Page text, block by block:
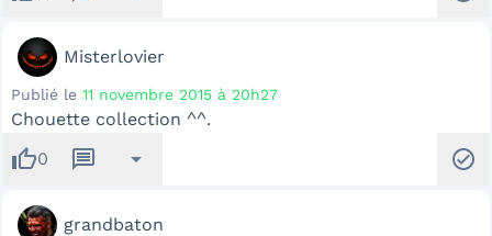
Misterlovier
Publié le 11 novembre 2015 à 20h27
Chouette collection ^^.
thumb_up0 message arrow_drop_down check_circle
grandbaton